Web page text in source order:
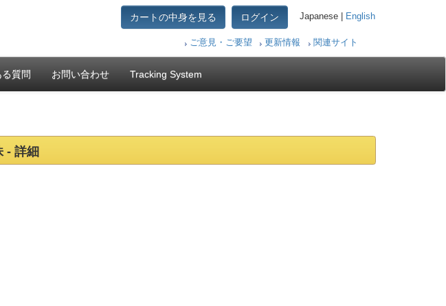
カートの中身を見る ログイン Japanese | English
ご意見・ご要望 更新情報 関連サイト
質問 お問い合わせ Tracking System
- 詳細